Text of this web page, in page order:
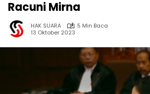
Racuni Mirna
HAK SUARA
5 Min Baca
13 Oktober 2023